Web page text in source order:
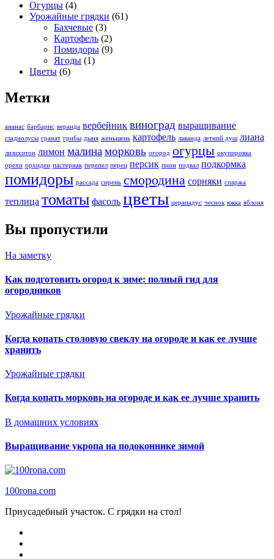
Огурцы (4)
Урожайные грядки (61)
Бахчевые (3)
Картофель (2)
Помидоры (9)
Ягоды (1)
Цветы (6)
Метки
ананас барбарис веранда вербейник виноград выращивание
гладиолусы гранат грибы дыня женьшень картофель лаванда летний душ лиана
лизихитон лимон малинаморковь огород огурцы окупировка
орехи орхидеи пастернак перепел перец персик пион подвал подкормка
помидоры рассада сирень смородина сорняки спаржа
теплица томаты фасоль цветы церападус чеснок юкка яблоня
Вы пропустили
На заметку
Как подготовить огород к зиме: полный гид для
огородников
Урожайные грядки
Когда копать столовую свеклу на огороде и как ее лучше
хранить
Урожайные грядки
Когда копать морковь на огороде и как ее лучше хранить
В домашних условиях
Выращивание укропа на подоконнике зимой
100rona.com
Приусадебный участок. C грядки на стол!